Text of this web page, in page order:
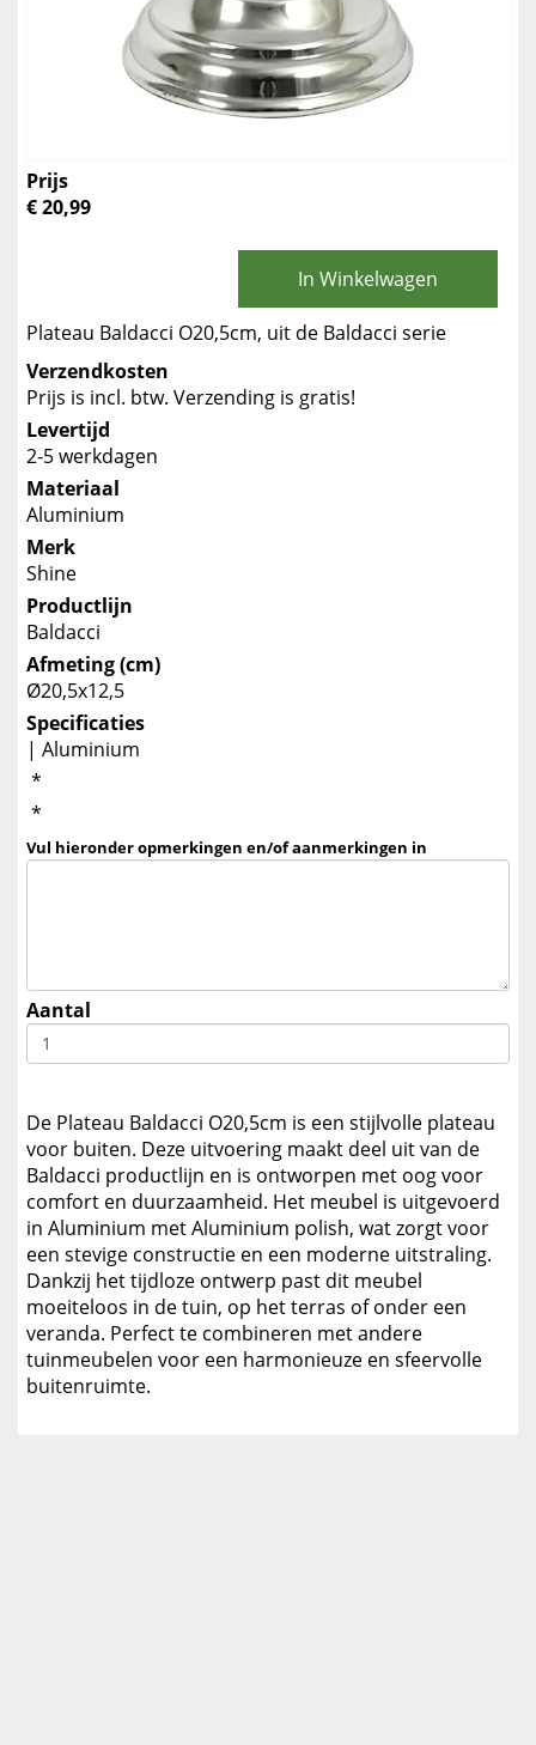
Prijs
€ 20,99
In Winkelwagen
Plateau Baldacci O20,5cm, uit de Baldacci serie
Verzendkosten
Prijs is incl. btw. Verzending is gratis!
Levertijd
2-5 werkdagen
Materiaal
Aluminium
Merk
Shine
Productlijn
Baldacci
Afmeting (cm)
Ø20,5x12,5
Specificaties
| Aluminium
*
*
Vul hieronder opmerkingen en/of aanmerkingen in
Aantal
De Plateau Baldacci O20,5cm is een stijlvolle plateau
voor buiten. Deze uitvoering maakt deel uit van de
Baldacci productlijn en is ontworpen met oog voor
comfort en duurzaamheid. Het meubel is uitgevoerd
in Aluminium met Aluminium polish, wat zorgt voor
een stevige constructie en een moderne uitstraling.
Dankzij het tijdloze ontwerp past dit meubel
moeiteloos in de tuin, op het terras of onder een
veranda. Perfect te combineren met andere
tuinmeubelen voor een harmonieuze en sfeervolle
buitenruimte.